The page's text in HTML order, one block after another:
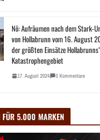
Nö: Aufräumen nach dem Stark-
von Hollabrunn vom 16. August
der größten Einsätze
Katastrophengebiet
17. August 2024 0 Kommentare
FÜR 5.000 MARKEN